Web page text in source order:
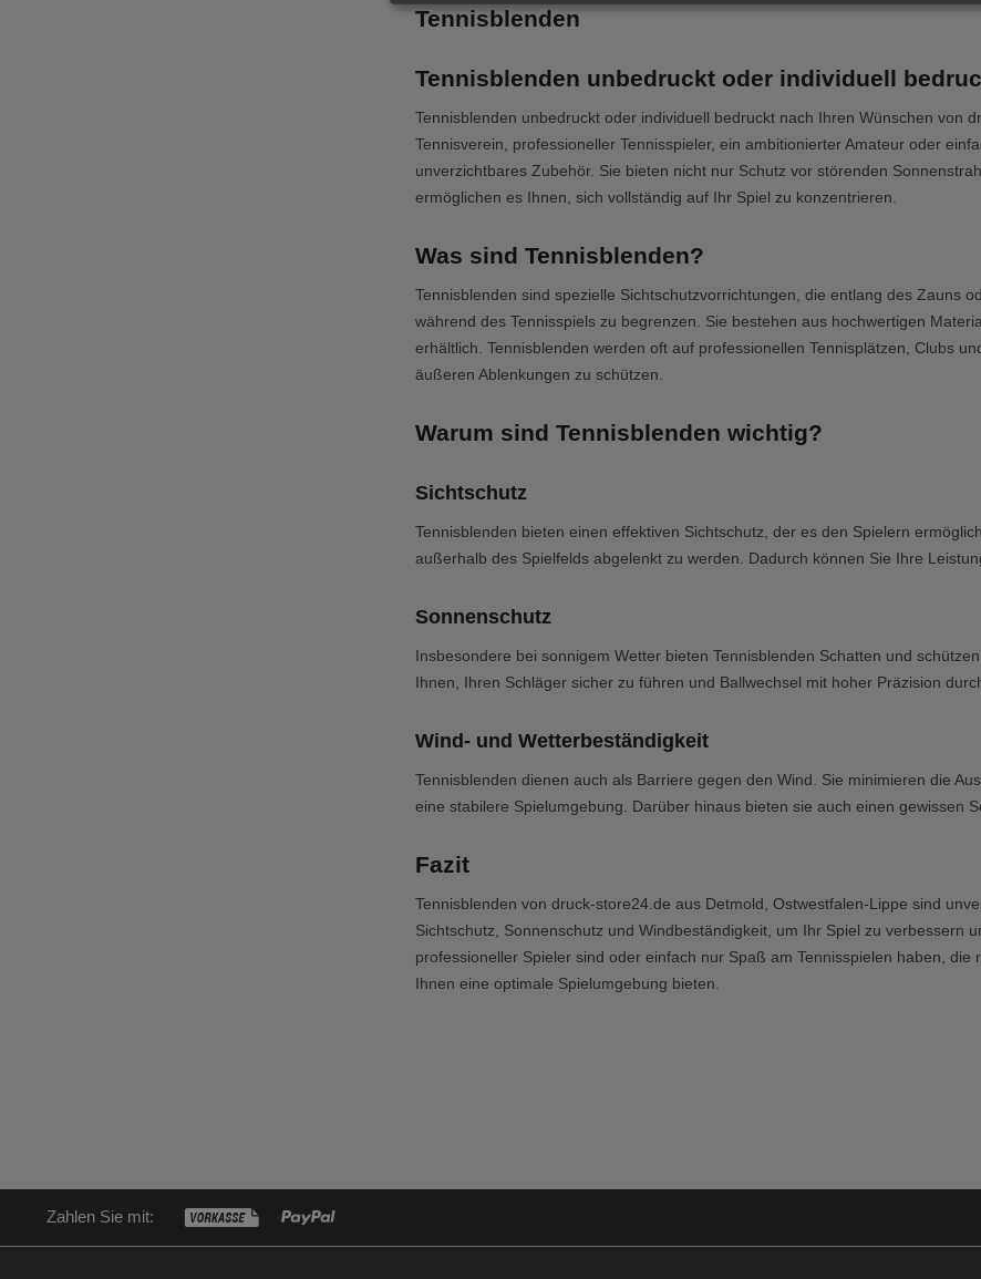
Tennisblenden
Tennisblenden unbedruckt oder individuell
Tennisblenden unbedruckt oder individuell bedruckt nach Ihren Wünschen von
Tennisverein, professioneller Tennisspieler, ein ambitionierter Amateur oder
unverzichtbares Zubehör. Sie bieten nicht nur Schutz vor störenden
ermöglichen es Ihnen, sich vollständig auf Ihr Spiel zu konzentrieren.
Was sind Tennisblenden?
Tennisblenden sind spezielle Sichtschutzvorrichtungen, die entlang des Zauns
während des Tennisspiels zu begrenzen. Sie bestehen aus hochwertigen
erhältlich. Tennisblenden werden oft auf professionellen Tennisplätzen, Clubs
äußeren Ablenkungen zu schützen.
Warum sind Tennisblenden wichtig?
Sichtschutz
Tennisblenden bieten einen effektiven Sichtschutz, der es den Spielern
außerhalb des Spielfelds abgelenkt zu werden. Dadurch können Sie Ihre
Sonnenschutz
Insbesondere bei sonnigem Wetter bieten Tennisblenden Schatten und
Ihnen, Ihren Schläger sicher zu führen und Ballwechsel mit hoher Präzision
Wind- und Wetterbeständigkeit
Tennisblenden dienen auch als Barriere gegen den Wind. Sie minimieren die
eine stabilere Spielumgebung. Darüber hinaus bieten sie auch einen gewissen
Fazit
Tennisblenden von druck-store24.de aus Detmold, Ostwestfalen-Lippe sind
Sichtschutz, Sonnenschutz und Windbeständigkeit, um Ihr Spiel zu verbessern
professioneller Spieler sind oder einfach nur Spaß am Tennisspielen haben,
Ihnen eine optimale Spielumgebung bieten.
Zahlen Sie mit: